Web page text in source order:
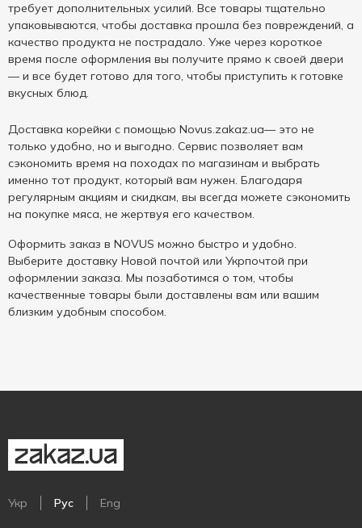
требует дополнительных усилий. Все товары тщательно
упаковываются, чтобы доставка прошла без повреждений, а
качество продукта не пострадало. Уже через короткое
время после оформления вы получите прямо к своей двери
— и все будет готово для того, чтобы приступить к готовке
вкусных блюд.
Доставка корейки с помощью Novus.zakaz.ua— это не
только удобно, но и выгодно. Сервис позволяет вам
сэкономить время на походах по магазинам и выбрать
именно тот продукт, который вам нужен. Благодаря
регулярным акциям и скидкам, вы всегда можете сэкономить
на покупке мяса, не жертвуя его качеством.
Оформить заказ в NOVUS можно быстро и удобно.
Выберите доставку Новой почтой или Укрпочтой при
оформлении заказа. Мы позаботимся о том, чтобы
качественные товары были доставлены вам или вашим
близким удобным способом.
Укр Рус Eng